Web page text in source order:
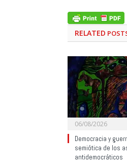
RELATED
06/08/2026
Democracia y
semiótica de los
antidemocráticos